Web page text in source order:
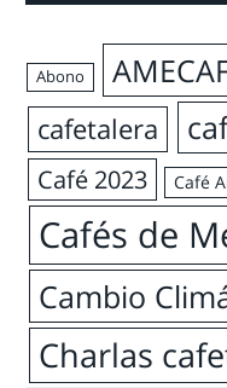
Abono
cafetalera
Café 2023 Café
Cafés de
Cambio
Charlas